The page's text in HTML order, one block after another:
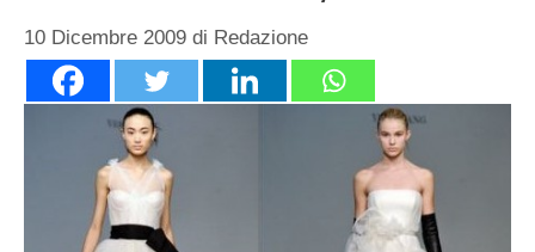
10 Dicembre 2009 di Redazione